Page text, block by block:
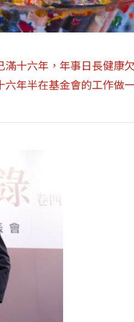
十六年，年事日長健康
年半在基金會的工作做